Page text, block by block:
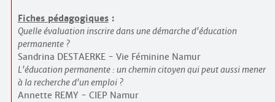
Fiches pédagogiques:
Quelle évaluation inscrire dans une démarche d'éducation
permanente ?
Sandrina DESTAERKE - Vie Féminine Namur
L'éducation permanente : un chemin citoyen qui peut aussi mener
à la recherche d'un emploi ?
Annette REMY - CIEP Namur